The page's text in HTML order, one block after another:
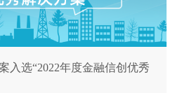
入选“2022年度金融信创优秀